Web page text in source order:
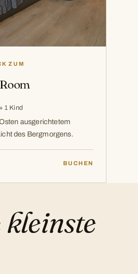
ZUM
1 Kind
ausgerichtetem
des Bergmorgens.
BUCHEN
kleinste